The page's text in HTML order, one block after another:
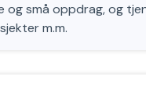
små oppdrag, og
m.m.